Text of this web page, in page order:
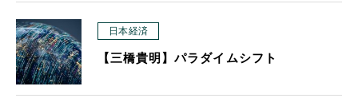
日本経済
【三橋貴明】パラダイムシフト